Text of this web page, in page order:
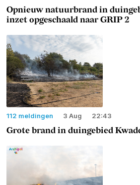
Opnieuw natuurbrand in
inzet opgeschaald naar GRIP 2
112 meldingen 3 Aug 22:43
Grote brand in duingebied